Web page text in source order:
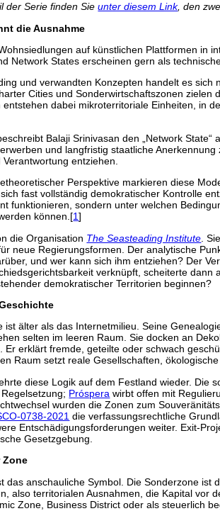
der Serie finden Sieunter diesem Link, den
die Ausnahme
auf künstlichen Plattformen in
Network States erscheinen gern als
und verwandten Konzepten handelt es
Cities und Sonderwirtschaftszonen
entstehen dabei mikroterritoriale Einheiten, in
Balaji Srinivasan den „Network
und langfristig staatliche
entziehen.
Perspektive markieren diese
fast vollständig demokratischer Kontrolle
funktionieren, sondern unter welchen
können.[1]
die Organisation The Seasteading Institute .
neue Regierungsformen. Der analytische
und wer kann sich ihm entziehen? Der
verknüpft, scheiterte
demokratischer Territorien beginnen?
ist älter als das Internetmilieu. Seine
selten im leeren Raum. Sie docken an
Er erklärt fremde, geteilte oder schwach
Raum setzt reale Gesellschaften,
diese Logik auf dem Festland wieder. Die
Próspera wirbt offen mit
wurden die Zonen zum
0738-2021 die verfassungsrechtliche
Entschädigungsforderungen weiter. Exit-
Gesetzgebung.
Zone
das anschauliche Symbol. Die Sonderzone ist
also territorialen Ausnahmen, die Kapital vor
Zone, Business District oder als steuerlich